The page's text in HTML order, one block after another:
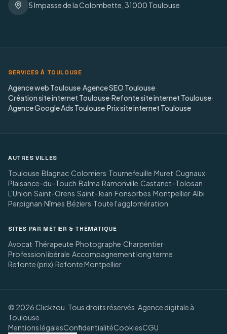
5 Impasse de la Colombette, 31000 Toulouse
SERVICES À TOULOUSE
Agence web Toulouse·Agence SEO Toulouse·
Création site internet Toulouse·Refonte site internet Toulouse·
Agence Google Ads Toulouse·Prix site internet Toulouse
AUTRES VILLES
Toulouse·Blagnac·Colomiers·Tournefeuille·Muret·Cugnaux·
Plaisance-du-Touch·Balma·Ramonville·Castanet-Tolosan·
L'Union·Saint-Orens·Saint-Jean·Fonsorbes·Montpellier·Albi·
Perpignan·Nîmes·Béziers·Toute l'agglomération
SITES PAR MÉTIER & THÉMATIQUE
Avocat·Thérapeute·Photographe·Charpentier·
Profession libérale·Accompagnement long terme·
Refonte (prix)·Refonte Montpellier
© 2026 Clickzou. Tous droits réservés. Agence digitale à
Toulouse.
Mentions légalesConfidentialitéCookiesCGU